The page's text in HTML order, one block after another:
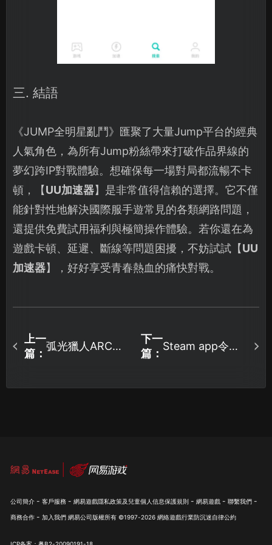
三. 結語
《JUMP全明星亂鬥》匯聚了大量Jump平台的經典
人氣角色，為所有Jump粉絲帶來打破作品界線的
夢幻跨IP對戰體驗。想確保每一場對局都流暢不卡
頓，【UU加速器】是非常值得信賴的選擇。它不僅
能針對性地解決國際服手遊常見的各類網路問題，
還提供免費試用福利與極簡操作體驗。若你還在為
遊戲卡頓、延遲、斷線等問題困擾，不妨試試【UU
加速器】，好好享受青春熱血的痛快對戰。
上一
篇：
弧光獵人ARC
延遲，暢快撤
下一
篇：
Steam app令牌
與安全防護措
公司簡介 - 客戶服務 - 網易遊戲隱私政策及兒童個人信息保護規則 - 網易遊戲 - 聯繫我們 -
商務合作 - 加入我們 網易公司版權所有 ©1997-2026 網絡遊戲行業防沉迷自律公約